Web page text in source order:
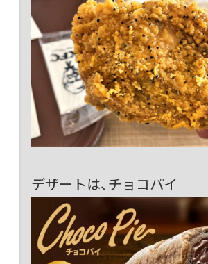
デザートは、チョコパイ